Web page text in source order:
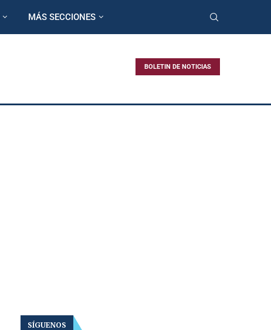
MÁS SECCIONES
BOLETIN DE NOTICIAS
SÍGUENOS